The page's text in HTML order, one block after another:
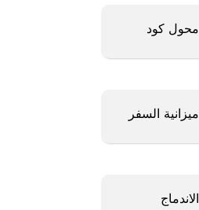
محول كود
ميزانية السفر
الاندماج